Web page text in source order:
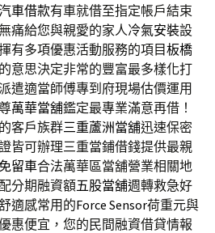
車借款有車就借至指定帳戶結束
痛給您與親愛的家人冷氣安裝設
有多項優惠活動服務的項目板橋
意思決定非常的豐富最多樣化打
遣適當師傅專到府現場估價運用
萬華當舖鑑定最專業滿意再借！
客戶族群三重蘆洲當舖迅速保密
皆可辦理三重當鋪借錢提供最親
留車合法萬華區當舖營業相關地
分期融資額五股當舖週轉救急好
適感常用的Force Sensor荷重元與
惠便宜，您的民間融資借貸情報